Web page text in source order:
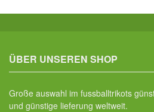
ÜBER UNSEREN SHOP
Große auswahl im fussballtrikots
und günstige lieferung weltweit.